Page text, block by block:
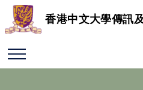
香港中文大學傳訊